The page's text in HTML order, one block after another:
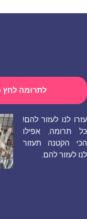
לתרומה לחץ
עזרו לנו לעזור להם!
כל תרומה, אפילו
הכי הקטנה תעזור
לנו לעזור להם.